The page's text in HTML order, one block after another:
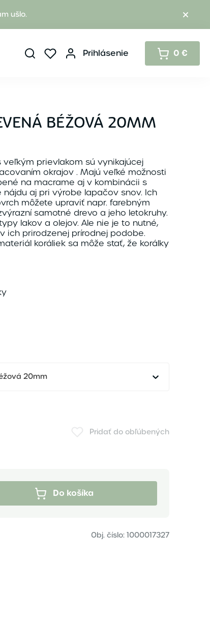
ušlo.
Prihlásenie 0 €
BÉŽOVÁ 20MM
veľkým prievlakom sú vynikajúcej
okrajov . Majú veľké možnosti
na macrame aj v kombinácii s
aj pri výrobe lapačov snov. Ich
môžete upraviť napr. farebným
samotné drevo a jeho letokruhy.
lakov a olejov. Ale nie je to nutné,
ich prirodzenej prírodnej podobe.
koráliek sa môže stať, že korálky
20mm
Pridať do obľúbených
Do košíka
Obj. číslo: 1000017327